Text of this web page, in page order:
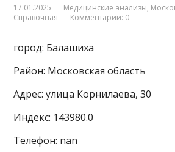
17.01.2025 Медицинские анализы,
Справочная
Комментарии: 0
город: Балашиха
Район: Московская область
Адрес: улица Корнилаева, 30
Индекс: 143980.0
Телефон: nan